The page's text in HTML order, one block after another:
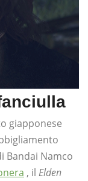
giapponese
Bandai Namco
, il Elden